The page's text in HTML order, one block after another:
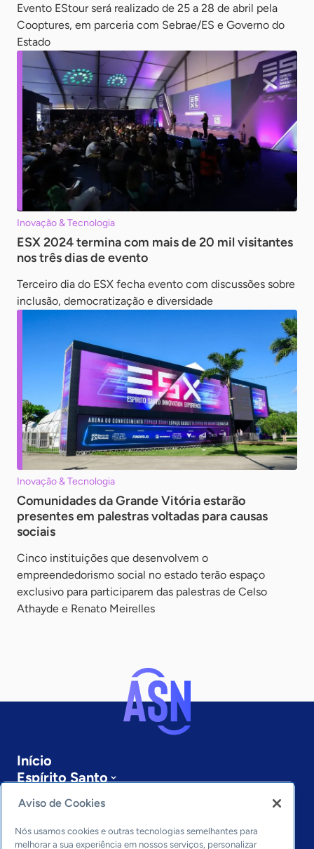
Evento EStour será realizado de 25 a 28 de abril pela
Cooptures, em parceria com Sebrae/ES e Governo do
Estado
Inovação & Tecnologia
ESX 2024 termina com mais de 20 mil visitantes
nos três dias de evento
Terceiro dia do ESX fecha evento com discussões sobre
inclusão, democratização e diversidade
Inovação & Tecnologia
Comunidades da Grande Vitória estarão
presentes em palestras voltadas para causas
sociais
Cinco instituições que desenvolvem o
empreendedorismo social no estado terão espaço
exclusivo para participarem das palestras de Celso
Athayde e Renato Meirelles
Início
Espírito Santo
Sobre a ASN
Últimas notícias
Entre em contato
Editorias
Aviso de Cookies
Nós usamos cookies e outras tecnologias semelhantes para
melhorar a sua experiência em nossos serviços, personalizar